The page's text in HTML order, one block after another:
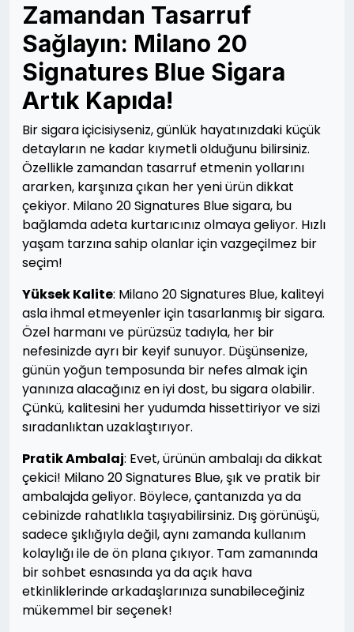
Zamandan Tasarruf
Sağlayın: Milano 20
Signatures Blue Sigara
Artık Kapıda!
Bir sigara içicisiyseniz, günlük hayatınızdaki küçük
detayların ne kadar kıymetli olduğunu bilirsiniz.
Özellikle zamandan tasarruf etmenin yollarını
ararken, karşınıza çıkan her yeni ürün dikkat
çekiyor. Milano 20 Signatures Blue sigara, bu
bağlamda adeta kurtarıcınız olmaya geliyor. Hızlı
yaşam tarzına sahip olanlar için vazgeçilmez bir
seçim!
Yüksek Kalite: Milano 20 Signatures Blue, kaliteyi
asla ihmal etmeyenler için tasarlanmış bir sigara.
Özel harmanı ve pürüzsüz tadıyla, her bir
nefesinizde ayrı bir keyif sunuyor. Düşünsenize,
günün yoğun temposunda bir nefes almak için
yanınıza alacağınız en iyi dost, bu sigara olabilir.
Çünkü, kalitesini her yudumda hissettiriyor ve sizi
sıradanlıktan uzaklaştırıyor.
Pratik Ambalaj: Evet, ürünün ambalajı da dikkat
çekici! Milano 20 Signatures Blue, şık ve pratik bir
ambalajda geliyor. Böylece, çantanızda ya da
cebinizde rahatlıkla taşıyabilirsiniz. Dış görünüşü,
sadece şıklığıyla değil, aynı zamanda kullanım
kolaylığı ile de ön plana çıkıyor. Tam zamanında
bir sohbet esnasında ya da açık hava
etkinliklerinde arkadaşlarınıza sunabileceğiniz
mükemmel bir seçenek!